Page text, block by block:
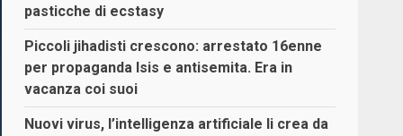
pasticche di ecstasy
Piccoli jihadisti crescono: arrestato 16enne
per propaganda Isis e antisemita. Era in
vacanza coi suoi
Nuovi virus, l’intelligenza artificiale li crea da